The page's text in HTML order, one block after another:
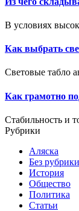
В условиях
Как выбрать
Световые табло
Как грамотно
Стабильность и
Рубрики
Аляска
Без рубрики
История
Общество
Политика
Статьи